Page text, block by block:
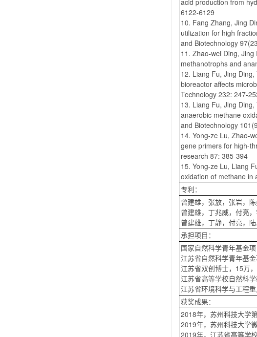
acid production from
6122-6129
10. Fang Zhang, Jing
utilization for high
and Biotechnology
11. Zhao-wei Ding,
methanotrophs and
12. Liang Fu, Jing
bioreactor affects
Technology 232: 247-
13. Liang Fu, Jing
anaerobic methane
and Biotechnology
14. Yong-ze Lu, Zhao-
gene primers for high-
research 87: 385-394
15. Yong-ze Lu, Liang
oxidation of methane in
专利：
曾建雄，张放，张岩，
曾建雄，丁兆威，付亮
曾建雄，丁静，付亮，
承担项目：
国家自然科学青年基金
江苏省自然科学青年基
江苏省双创博士，15万
江苏省高等学校自然科
江苏省环境科学与工程
获奖成果：
2018年，苏州科技大学
2019年，苏州科技大学
2019年，江苏省高等学